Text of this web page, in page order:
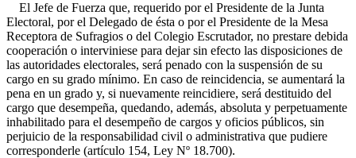
El Jefe de Fuerza que, requerido por el Presidente de la Junta
Electoral, por el Delegado de ésta o por el Presidente de la Mesa
Receptora de Sufragios o del Colegio Escrutador, no prestare debida
cooperación o interviniese para dejar sin efecto las disposiciones de
las autoridades electorales, será penado con la suspensión de su
cargo en su grado mínimo. En caso de reincidencia, se aumentará la
pena en un grado y, si nuevamente reincidiere, será destituido del
cargo que desempeña, quedando, además, absoluta y perpetuamente
inhabilitado para el desempeño de cargos y oficios públicos, sin
perjuicio de la responsabilidad civil o administrativa que pudiere
corresponderle (artículo 154, Ley Nº 18.700).